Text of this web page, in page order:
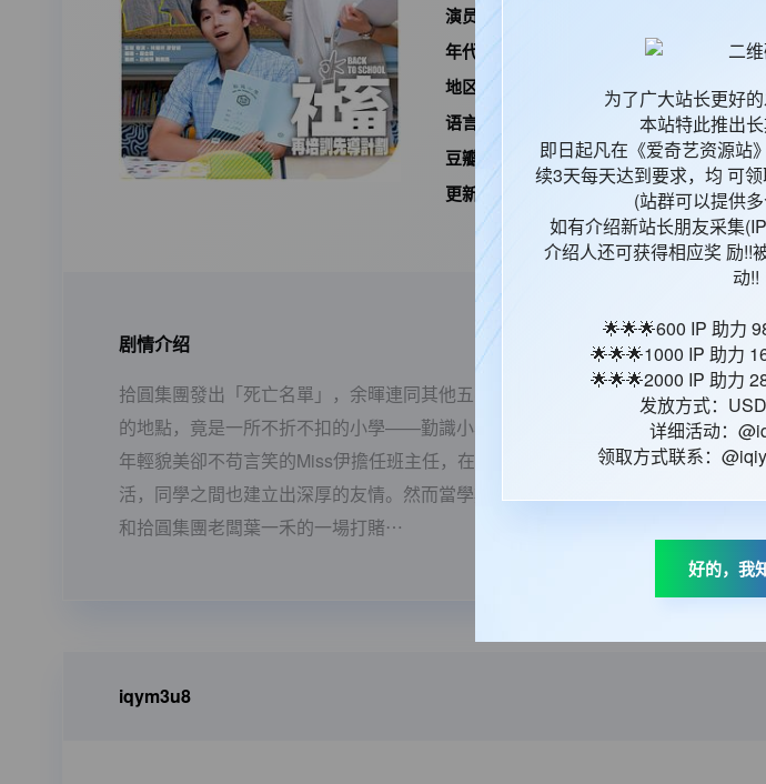
演员：
王智德,林宣妤,麦沛东,唐浩然,艾威
年代：
地区：
语言：
豆瓣ID：
37018985
更新时间：
2025-08-16 10:55:57
剧情介绍
拾圓集團發出「死亡名單」，余暉連同其他五名員工HR張、阿久、真真、Even
的地點，竟是一所不折不扣的小學——勤識小學！六名「真．小四生」波子、美
年輕貌美卻不苟言笑的Miss伊擔任班主任，在胡鬧與笑聲中互相砥礪和支持，展
活，同學之間也建立出深厚的友情。然而當學期接近尾聲，余暉卻因犯下校規被
和拾圓集團老闆葉一禾的一場打賭⋯
iqym3u8
为了广大站长更好
本站特此推出
即日起凡在《爱奇艺资源站
续3天每天达到要求，均 可领
(站群可以提供
如有介绍新站长朋友采集
介绍人还可获得相应奖 励!!
动!!
🌟🌟🌟600 IP 助力
🌟🌟🌟1000 IP 助力
🌟🌟🌟2000 IP 助力
发放方式：
详细活动：
领取方式联系：
好的，我